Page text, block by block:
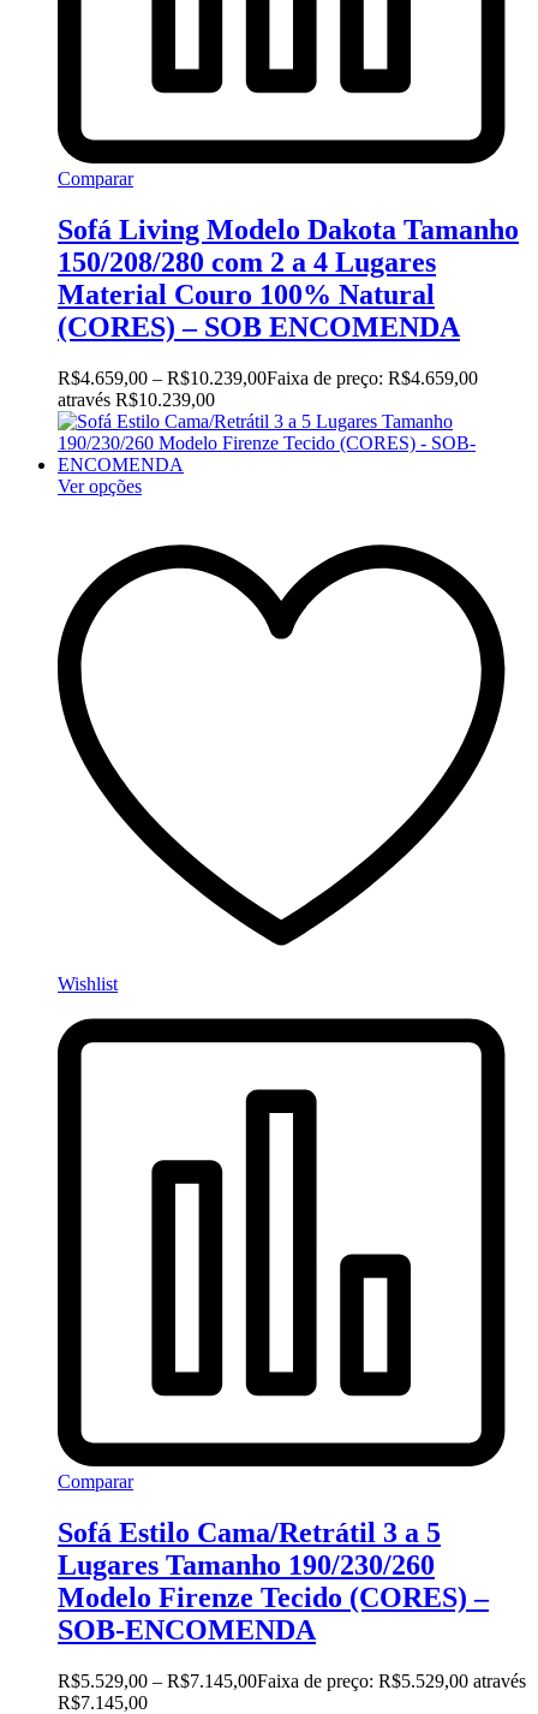
Comparar
Sofá Living Modelo Dakota Tamanho
150/208/280 com 2 a 4 Lugares
Material Couro 100% Natural
(CORES) – SOB ENCOMENDA
R$4.659,00 – R$10.239,00Faixa de preço: R$4.659,00
através R$10.239,00
Ver opções
Wishlist
Comparar
Sofá Estilo Cama/Retrátil 3 a 5
Lugares Tamanho 190/230/260
Modelo Firenze Tecido (CORES) –
SOB-ENCOMENDA
R$5.529,00 – R$7.145,00Faixa de preço: R$5.529,00 através
R$7.145,00